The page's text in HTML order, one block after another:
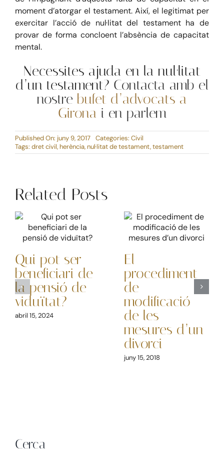
moment d’atorgar el testament. Així, el legitimat per
exercitar l’acció de nul·litat del testament ha de
provar de forma concloent l’absència de capacitat
mental.
Necessites ajuda en la nul·litat
d’un testament? Contacta amb el
nostre bufet d’advocats a
Girona i en parlem
Published On: juny 9, 2017 Categories: Civil
Tags: dret civil, herència, nul·litat de testament,testament
Related Posts
Qui pot ser
beneficiari de
la pensió de
viduïtat?
abril 15, 2024
El
procediment
de
modificació
de les
mesures d’un
divorci
juny 15, 2018
Cerca